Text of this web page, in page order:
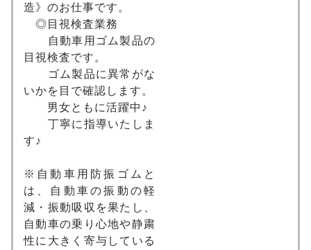
造》のお仕事です。
◎目視検査業務
自動車用ゴム製品の
目視検査です。
ゴム製品に異常がな
いかを目で確認します。
男女ともに活躍中♪
丁寧に指導いたしま
す♪
※自動車用防振ゴムと
は、自動車の振動の軽
減・振動吸収を果たし、
自動車の乗り心地や静粛
性に大きく寄与している